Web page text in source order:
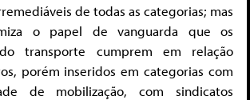
de todas as categorias; mas
o papel de vanguarda que os
transporte cumprem em relação
porém inseridos em categorias com
de mobilização, com sindicatos